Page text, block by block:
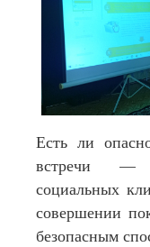
Есть ли
встречи —
социальных
совершении
безопасным